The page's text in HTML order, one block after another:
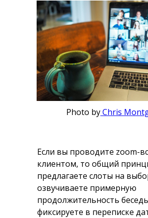
Photo byChris
Если вы проводите zoom-
клиентом, то общий
предлагаете слоты на
озвучиваете примерную
продолжительность
фиксируете в переписке